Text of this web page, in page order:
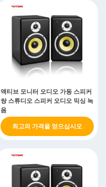
액티브 모니터 오디오 가동 스피커
쌍 스튜디오 스피커 오디오 믹싱 녹
음
최고의 가격을 얻으십시오